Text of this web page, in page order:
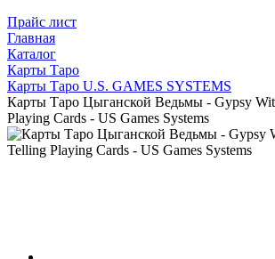
Прайс лист
Главная
Каталог
Карты Таро
Карты Таро U.S. GAMES SYSTEMS
Карты Таро Цыганской Ведьмы - Gypsy
Playing Cards - US Games Systems